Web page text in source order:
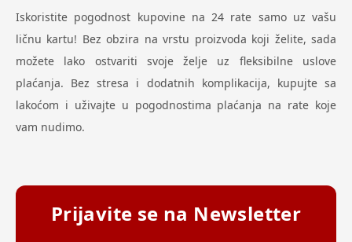
Iskoristite pogodnost kupovine na 24 rate samo uz vašu
ličnu kartu! Bez obzira na vrstu proizvoda koji želite, sada
možete lako ostvariti svoje želje uz fleksibilne uslove
plaćanja. Bez stresa i dodatnih komplikacija, kupujte sa
lakoćom i uživajte u pogodnostima plaćanja na rate koje
vam nudimo.
Prijavite se na Newsletter